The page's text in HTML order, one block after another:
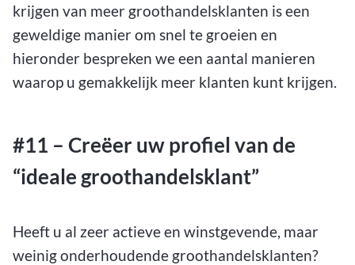
krijgen van meer groothandelsklanten is een
geweldige manier om snel te groeien en
hieronder bespreken we een aantal manieren
waarop u gemakkelijk meer klanten kunt krijgen.
#11 – Creëer uw profiel van de
“ideale groothandelsklant”
Heeft u al zeer actieve en winstgevende, maar
weinig onderhoudende groothandelsklanten?